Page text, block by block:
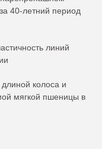
40-летний период
линий
колоса и
мягкой пшеницы в